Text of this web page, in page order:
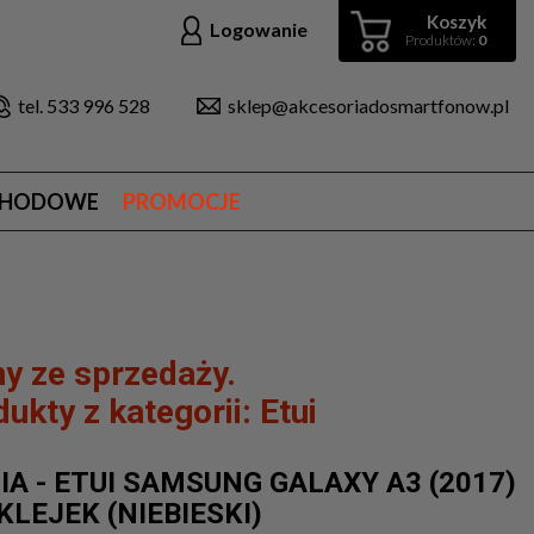
Koszyk
Produktów: 0
Logowanie
tel. 533 996 528 sklep@akcesoriadosmartfonow.pl
PROMOCJE
ze sprzedaży.
z kategorii: Etui
- ETUI SAMSUNG GALAXY A3 (2017)
(NIEBIESKI)